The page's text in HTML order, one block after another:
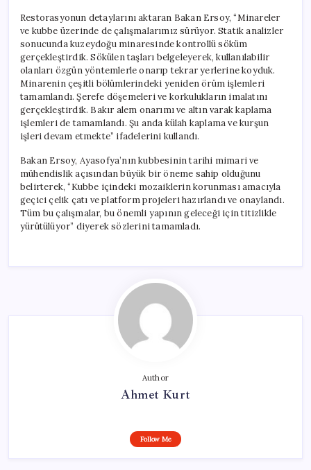
Restorasyonun detaylarını aktaran Bakan Ersoy, “Minareler
ve kubbe üzerinde de çalışmalarımız sürüyor. Statik analizler
sonucunda kuzeydoğu minaresinde kontrollü söküm
gerçekleştirdik. Sökülen taşları belgeleyerek, kullanılabilir
olanları özgün yöntemlerle onarıp tekrar yerlerine koyduk.
Minarenin çeşitli bölümlerindeki yeniden örüm işlemleri
tamamlandı. Şerefe döşemeleri ve korkulukların imalatını
gerçekleştirdik. Bakır alem onarımı ve altın varak kaplama
işlemleri de tamamlandı. Şu anda külah kaplama ve kurşun
işleri devam etmekte” ifadelerini kullandı.
Bakan Ersoy, Ayasofya’nın kubbesinin tarihi mimari ve
mühendislik açısından büyük bir öneme sahip olduğunu
belirterek, “Kubbe içindeki mozaiklerin korunması amacıyla
geçici çelik çatı ve platform projeleri hazırlandı ve onaylandı.
Tüm bu çalışmalar, bu önemli yapının geleceği için titizlikle
yürütülüyor” diyerek sözlerini tamamladı.
Author
Ahmet Kurt
Follow Me